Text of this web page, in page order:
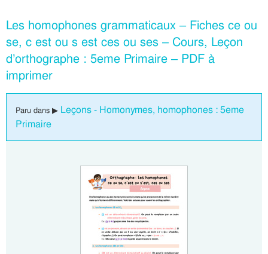
Les homophones grammaticaux – Fiches ce ou
se, c est ou s est ces ou ses – Cours, Leçon
d’orthographe : 5eme Primaire – PDF à
imprimer
Paru dans ▶ Leçons - Homonymes, homophones : 5eme
Primaire